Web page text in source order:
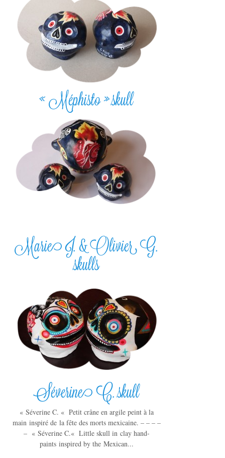
« Méphisto » skull
Marie J. & Olivier G.
skulls
Séverine C. skull
« Séverine C. « Petit crâne en argile peint à la
main inspiré de la fête des morts mexicaine. – – – –
– « Séverine C.« Little skull in clay hand-
paints inspired by the Mexican...